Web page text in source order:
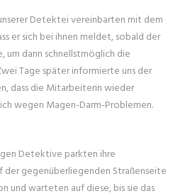
Detektei vereinbarten mit dem
er sich bei ihnen meldet, sobald der
dann schnellstmöglich die
Tage später informierte uns der
dass die Mitarbeiterin wieder
wegen Magen-Darm-Problemen.
Detektive parkten ihre
der gegenüberliegenden Straßenseite
und warteten auf diese, bis sie das